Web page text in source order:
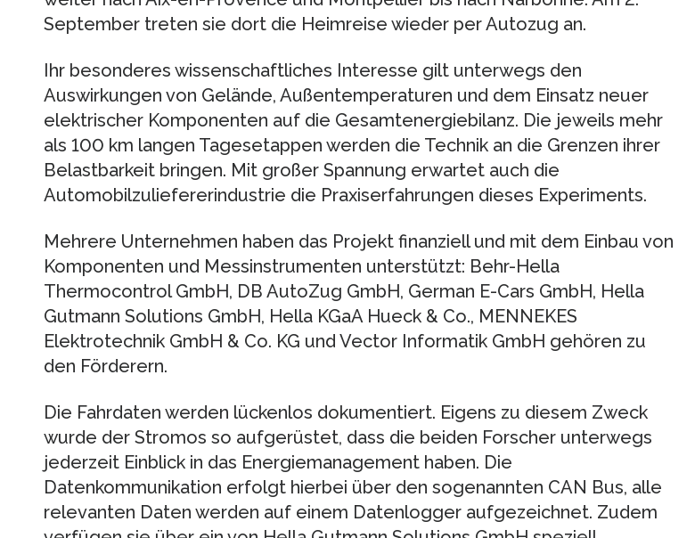
September treten sie dort die Heimreise wieder per Autozug an.
Ihr besonderes wissenschaftliches Interesse gilt unterwegs den
Auswirkungen von Gelände, Außentemperaturen und dem Einsatz neuer
elektrischer Komponenten auf die Gesamtenergiebilanz. Die jeweils mehr
als 100 km langen Tagesetappen werden die Technik an die Grenzen ihrer
Belastbarkeit bringen. Mit großer Spannung erwartet auch die
Automobilzuliefererindustrie die Praxiserfahrungen dieses Experiments.
Mehrere Unternehmen haben das Projekt finanziell und mit dem Einbau von
Komponenten und Messinstrumenten unterstützt: Behr-Hella
Thermocontrol GmbH, DB AutoZug GmbH, German E-Cars GmbH, Hella
Gutmann Solutions GmbH, Hella KGaA Hueck & Co., MENNEKES
Elektrotechnik GmbH & Co. KG und Vector Informatik GmbH gehören zu
den Förderern.
Die Fahrdaten werden lückenlos dokumentiert. Eigens zu diesem Zweck
wurde der Stromos so aufgerüstet, dass die beiden Forscher unterwegs
jederzeit Einblick in das Energiemanagement haben. Die
Datenkommunikation erfolgt hierbei über den sogenannten CAN Bus, alle
relevanten Daten werden auf einem Datenlogger aufgezeichnet. Zudem